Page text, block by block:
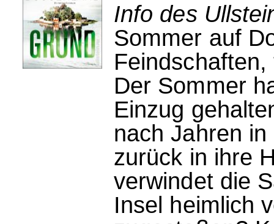
Info des
Sommer auf
Der Sommer
Einzug
nach Jahren
zurück in ihre
verwindet die
Insel heimlich